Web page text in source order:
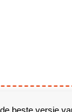
beste versie